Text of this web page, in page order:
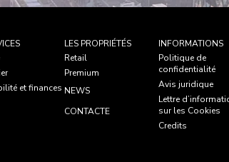
et finances
LES PROPRIÉTÉS
Retail
Premium
NEWS
CONTACTE
INFORMATIONS
Politique de
confidentialité
Avis juridique
Lettre
sur les Cookies
Credits